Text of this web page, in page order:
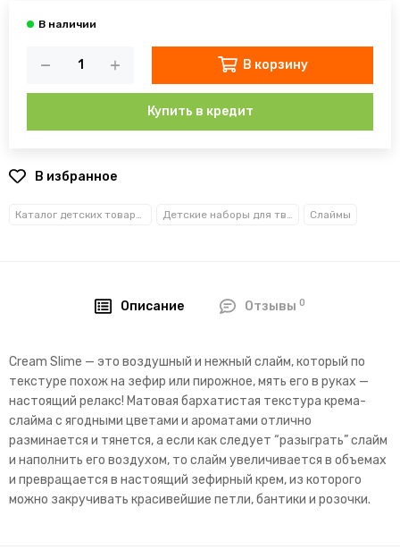
В корзину
Купить в кредит
В избранное
Каталог детских товаров Детские наборы для творчества Слаймы
Описание Отзывы0
Cream Slime — это воздушный и нежный слайм, который по
текстуре похож на зефир или пирожное, мять его в руках —
настоящий релакс! Матовая бархатистая текстура крема-
слайма с ягодными цветами и ароматами отлично
разминается и тянется, а если как следует “разыграть” слайм
и наполнить его воздухом, то слайм увеличивается в объемах
и превращается в настоящий зефирный крем, из которого
можно закручивать красивейшие петли, бантики и розочки.